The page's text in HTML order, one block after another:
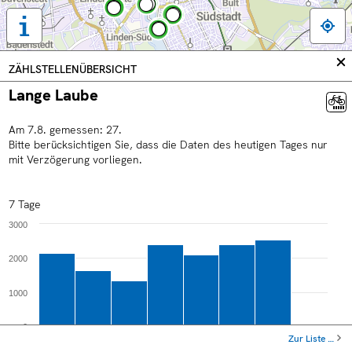
Tastaturbedienung,
Legende
und
weitere
Informationen
anzeigen
ZÄHLSTELLENÜBERSICHT
Lange Laube
Am 7.8. gemessen: 27.
Bitte berücksichtigen Sie, dass die Daten des heutigen Tages nur
mit Verzögerung vorliegen.
7 Tage
Fr
0
1000
2000
3000
Zur Liste …